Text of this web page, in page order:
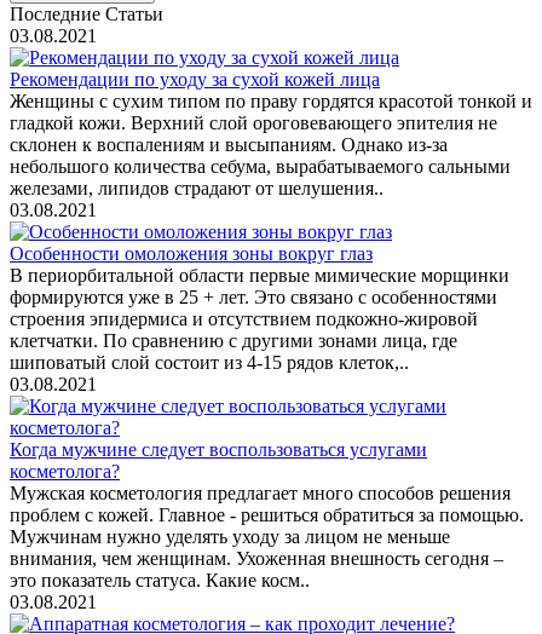
Последние Статьи
03.08.2021
Рекомендации по уходу за сухой кожей лица
Женщины с сухим типом по праву гордятся красотой тонкой и
гладкой кожи. Верхний слой ороговевающего эпителия не
склонен к воспалениям и высыпаниям. Однако из-за
небольшого количества себума, вырабатываемого сальными
железами, липидов страдают от шелушения..
03.08.2021
Особенности омоложения зоны вокруг глаз
В периорбитальной области первые мимические морщинки
формируются уже в 25 + лет. Это связано с особенностями
строения эпидермиса и отсутствием подкожно-жировой
клетчатки. По сравнению с другими зонами лица, где
шиповатый слой состоит из 4-15 рядов клеток,..
03.08.2021
Когда мужчине следует воспользоваться услугами
косметолога?
Мужская косметология предлагает много способов решения
проблем с кожей. Главное - решиться обратиться за помощью.
Мужчинам нужно уделять уходу за лицом не меньше
внимания, чем женщинам. Ухоженная внешность сегодня –
это показатель статуса. Какие косм..
03.08.2021